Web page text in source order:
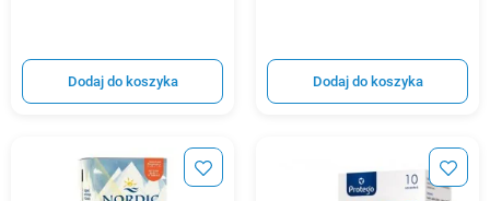
Dodaj do koszyka Dodaj do koszyka